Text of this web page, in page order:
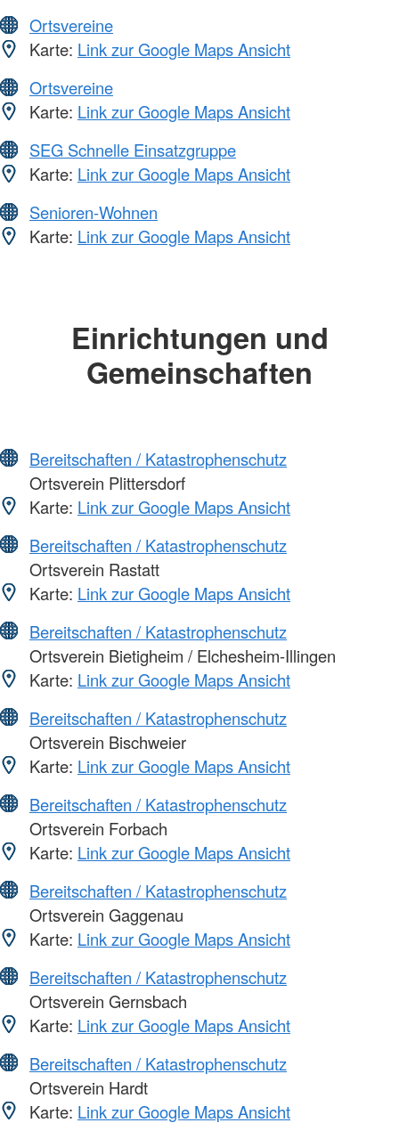
Ortsvereine
Karte: Link zur Google Maps Ansicht
Ortsvereine
Karte: Link zur Google Maps Ansicht
SEG Schnelle Einsatzgruppe
Karte: Link zur Google Maps Ansicht
Senioren-Wohnen
Karte: Link zur Google Maps Ansicht
Einrichtungen und
Gemeinschaften
Bereitschaften / Katastrophenschutz
Ortsverein Plittersdorf
Karte: Link zur Google Maps Ansicht
Bereitschaften / Katastrophenschutz
Ortsverein Rastatt
Karte: Link zur Google Maps Ansicht
Bereitschaften / Katastrophenschutz
Ortsverein Bietigheim / Elchesheim-Illingen
Karte: Link zur Google Maps Ansicht
Bereitschaften / Katastrophenschutz
Ortsverein Bischweier
Karte: Link zur Google Maps Ansicht
Bereitschaften / Katastrophenschutz
Ortsverein Forbach
Karte: Link zur Google Maps Ansicht
Bereitschaften / Katastrophenschutz
Ortsverein Gaggenau
Karte: Link zur Google Maps Ansicht
Bereitschaften / Katastrophenschutz
Ortsverein Gernsbach
Karte: Link zur Google Maps Ansicht
Bereitschaften / Katastrophenschutz
Ortsverein Hardt
Karte: Link zur Google Maps Ansicht